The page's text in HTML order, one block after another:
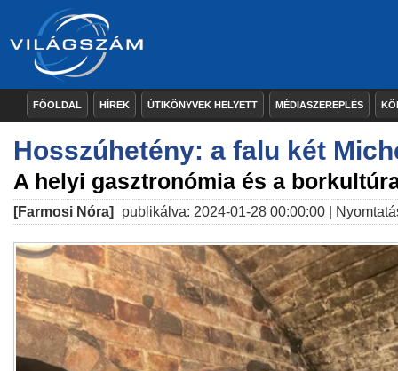
FŐOLDAL HÍREK ÚTIKÖNYVEK HELYETT MÉDIASZEREPLÉS
Hosszúhetény: a falu két
A helyi gasztronómia és a
[Farmosi Nóra] publikálva: 2024-01-28 00:00:00 |